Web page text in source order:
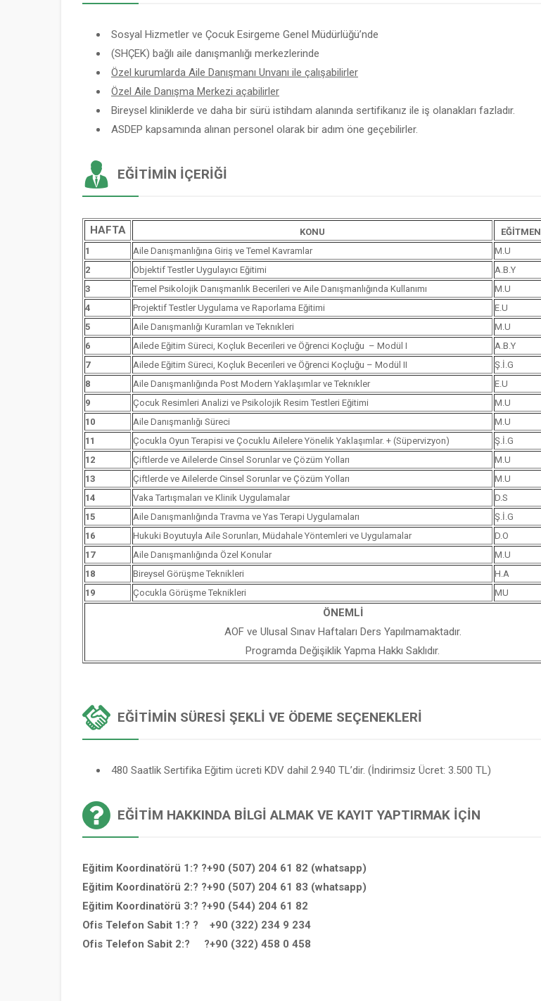
Sosyal Hizmetler ve Çocuk Esirgeme Genel Müdürlüğü’nde
(SHÇEK) bağlı aile danışmanlığı merkezlerinde
Özel kurumlarda Aile Danışmanı Unvanı ile çalışabilirler
Özel Aile Danışma Merkezi açabilirler
Bireysel kliniklerde ve daha bir sürü istihdam alanında sertifikanız ile iş olanakları fazladır.
ASDEP kapsamında alınan personel olarak bir adım öne geçebilirler.
EĞITIMIN İÇERIĞI
HAFTA KONU EĞİTMEN
1 Aile Danışmanlığına Giriş ve Temel Kavramlar M.U
2
Objektif Testler Uygulayıcı Eğitimi A.B.Y
3
Temel Psikolojik Danışmanlık Becerileri ve Aile Danışmanlığında Kullanımı M.U
4
Projektif Testler Uygulama ve Raporlama Eğitimi E.U
5
Aile Danışmanlığı Kuramları ve Teknıkleri M.U
6
Ailede Eğitim Süreci, Koçluk Becerileri ve Öğrenci Koçluğu – Modül I A.B.Y
7
Ailede Eğitim Süreci, Koçluk Becerileri ve Öğrenci Koçluğu – Modül II Ş.İ.G
8
Aile Danışmanlığında Post Modern Yaklaşımlar ve Teknıkler E.U
9
Çocuk Resimleri Analizi ve Psikolojik Resim Testleri Eğitimi M.U
10
Aile Danışmanlığı Süreci M.U
11
Çocukla Oyun Terapisi ve Çocuklu Ailelere Yönelik Yaklaşımlar. + (Süpervizyon) Ş.İ.G
12
Çiftlerde ve Ailelerde Cinsel Sorunlar ve Çözüm Yolları M.U
13
Çiftlerde ve Ailelerde Cinsel Sorunlar ve Çözüm Yolları M.U
14
Vaka Tartışmaları ve Klinik Uygulamalar D.S
15
Aile Danışmanlığında Travma ve Yas Terapi Uygulamaları Ş.İ.G
16
Hukuki Boyutuyla Aile Sorunları, Müdahale Yöntemleri ve Uygulamalar D.O
17
Aile Danışmanlığında Özel Konular M.U
18
Bireysel Görüşme Teknikleri H.A
19
Çocukla Görüşme Teknikleri MU
ÖNEMLİ
AOF ve Ulusal Sınav Haftaları Ders Yapılmamaktadır.
Programda Değişiklik Yapma Hakkı Saklıdır.
EĞITIMIN SÜRESI ŞEKLI VE ÖDEME SEÇENEKLERI
480 Saatlik Sertifika Eğitim ücreti KDV dahil 2.940 TL’dir. (İndirimsiz Ücret: 3.500 TL)
EĞITIM HAKKINDA BILGI ALMAK VE KAYIT YAPTIRMAK İÇIN
Eğitim Koordinatörü 1:? ?+90 (507) 204 61 82 (whatsapp)
Eğitim Koordinatörü 2:? ?+90 (507) 204 61 83 (whatsapp)
Eğitim Koordinatörü 3:? ?+90 (544) 204 61 82
Ofis Telefon Sabit 1:? ? +90 (322) 234 9 234
Ofis Telefon Sabit 2:? ?+90 (322) 458 0 458